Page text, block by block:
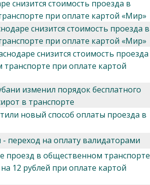
снизится стоимость проезда в
при оплате картой «Мир»
снизится стоимость проезда в
при оплате картой «Мир»
снизится стоимость проезда
при оплате картой
изменил порядок бесплатного
в транспорте
новый способ оплаты проезда в
- переход на оплату валидаторами
проезд в общественном транспорте
12 рублей при оплате картой